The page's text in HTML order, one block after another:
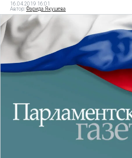
16.04.2019 16:01
Автор:Фарида Якушева